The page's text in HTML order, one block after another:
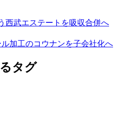
西武エステートを吸収合併へ
加工のコウナンを子会社化へ
タグ